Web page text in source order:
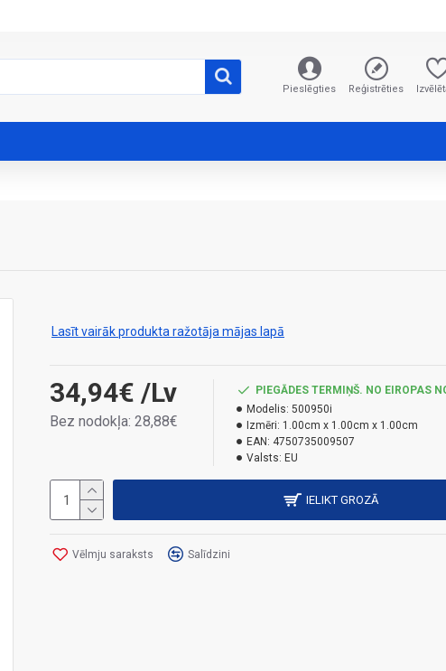
Pieslēgties Reģistrēties
Lasīt vairāk produkta ražotāja mājas lapā
34,94€ /Lv
Bez nodokļa: 28,88€
PIEGĀDES TERMIŅŠ. NO EIROPAS
Modelis: 500950i
Izmēri: 1.00cm x 1.00cm x 1.00cm
EAN: 4750735009507
Valsts: EU
IELIKT GROZĀ
Vēlmju saraksts Salīdzini